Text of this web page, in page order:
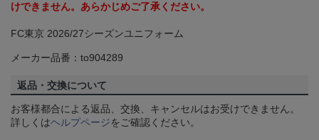
けできません。あらかじめご了承ください。
FC東京 2026/27シーズンユニフォーム
メーカー品番：to904289
返品・交換について
お客様都合による返品、交換、キャンセルはお受けできません。
詳しくはヘルプページをご確認ください。